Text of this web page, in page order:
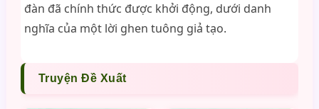
đàn đã chính thức được khởi động, dưới danh
nghĩa của một lời ghen tuông giả tạo.
Truyện Đề Xuất